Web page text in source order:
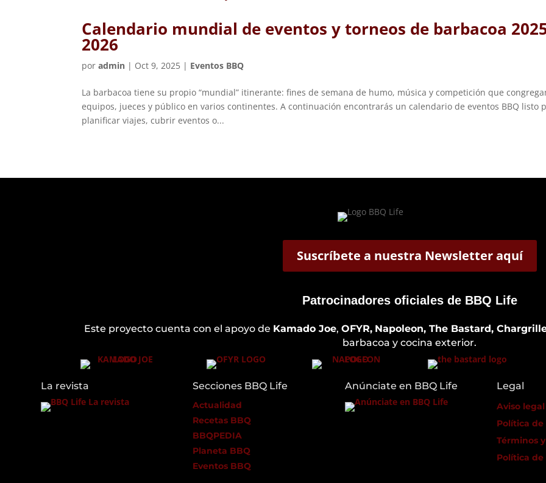
Calendario mundial de eventos y torneos de barbacoa
2026
poradmin | Oct 9, 2025 | Eventos BBQ
La barbacoa tiene su propio “mundial” itinerante: fines de semana de humo, música y competición que
equipos, jueces y público en varios continentes. A continuación encontrarás un calendario de eventos BBQ listo
planificar viajes, cubrir eventos o...
Suscríbete a nuestra Newsletter aquí
Patrocinadores oficiales de BBQ Life
Este proyecto cuenta con el apoyo de Kamado Joe, OFYR, Napoleon, The Bastard,
barbacoa y cocina exterior.
La revista Secciones BBQ Life
Actualidad
Recetas BBQ
BBQPEDIA
Planeta BBQ
Eventos BBQ
Anúnciate en BBQ Life Legal
Aviso legal
Política
Términos
Política de